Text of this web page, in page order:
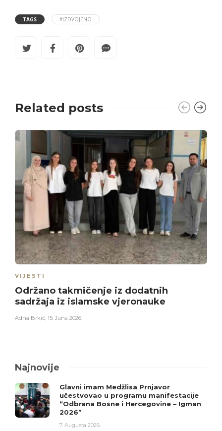
TAGS #IZDVOJENO
Related posts
VIJESTI
Održano takmičenje iz dodatnih
sadržaja iz islamske vjeronauke
Adna Brkić, 15. Juna 2026.
Najnovije
Glavni imam Medžlisa Prnjavor
učestvovao u programu manifestacije
“Odbrana Bosne i Hercegovine – Igman
2026”
7. Augusta 2026.